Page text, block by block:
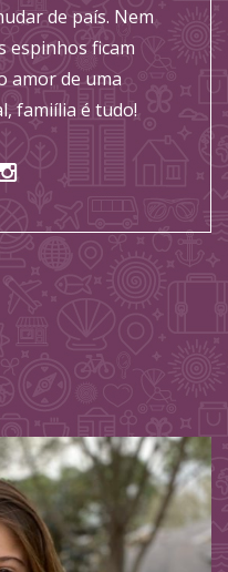
de país. Nem
espinhos ficam
amor de uma
famiília é tudo!